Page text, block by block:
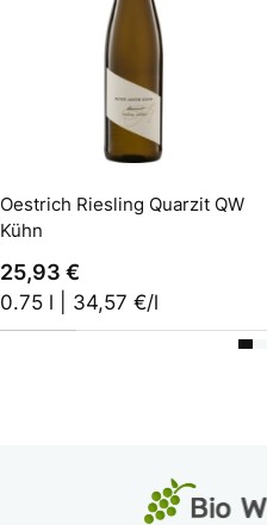
Oestrich Riesling Quarzit QW
Kühn
25,93 €
0.75 l | 34,57 €/l